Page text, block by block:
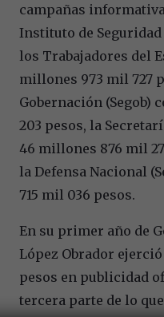
campañas
Instituto de
los Trabajadores del
millones 973 mil 727
Gobernación (Segob)
203 pesos, la
46 millones 876 mil
la Defensa Nacional
715 mil 036 pesos.
En su primer año de
López Obrador
pesos en publicidad
tercera parte de lo